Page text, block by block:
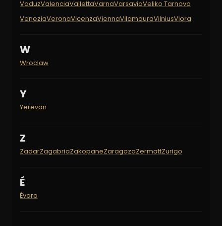
VaduzValenciaVallettaVarnaVarsaviaVeliko Tarnovo
VeneziaVeronaVicenzaViennaVilamouraVilniusVlora
W
Wroclaw
Y
Yerevan
Z
ZadarZagabriaZakopaneZaragozaZermattZurigo
É
Évora